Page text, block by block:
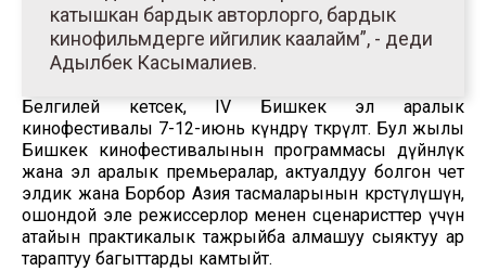
катышкан бардык авторлорго, бардык
кинофильмдерге ийгилик каалайм”, - деди
Адылбек Касымалиев.
Белгилей кетсек, IV Бишкек эл аралык
кинофестивалы 7-12-июнь күндөрү өткөрүлөт. Бул жылы
Бишкек кинофестивалынын программасы дүйнөлүк
жана эл аралык премьералар, актуалдуу болгон чет
элдик жана Борбор Азия тасмаларынын көрсөтүлүшүн,
ошондой эле режиссерлор менен сценаристтер үчүн
атайын практикалык тажрыйба алмашуу сыяктуу ар
тараптуу багыттарды камтыйт.